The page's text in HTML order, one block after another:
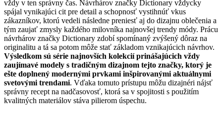
vždy v ten správny čas. Návrhárov značky Dictionary vždycky
spájal vynikajúci cit pre detail a schopnosť vystihnúť vkus
zákazníkov, ktorú vedeli následne preniesť aj do dizajnu oblečenia a
tým zaujať zmysly každého milovníka najnovšej trendy módy. Prácu
návrhárov značky Dictionary zdobí spomínaný zvýšený dôraz na
originalitu a tá sa potom môže stať základom vznikajúcich návrhov.
Výsledkom sú série najnovších kolekcií prinášajúcich vždy
zaujímavé modely s tradičným dizajnom tejto značky, ktorý je
ešte doplnený modernými prvkami inšpirovanými aktuálnymi
svetovými trendami. Vďaka tomuto prístupu môžu dizajnéri nájsť
správny recept na nadčasovosť, ktorá sa v spojitosti s použitím
kvalitných materiálov stáva pilierom úspechu.